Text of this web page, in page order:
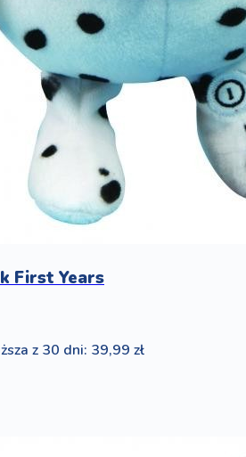
First Years
z 30 dni: 39,99 zł